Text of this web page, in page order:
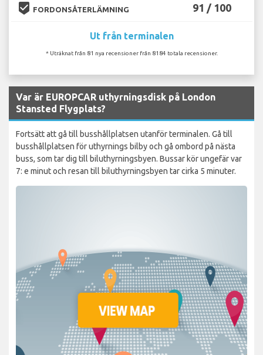
beenhere FORDONSÅTERLÄMNING 91 / 100
Ut från terminalen
* Uträknat från 81 nya recensioner från 8184 totala recensioner.
Var är EUROPCAR uthyrningsdisk på London
Stansted Flygplats?
Fortsätt att gå till busshållplatsen utanför terminalen. Gå till
busshållplatsen för uthyrnings bilby och gå ombord på nästa
buss, som tar dig till biluthyrningsbyen. Bussar kör ungefär var
7: e minut och resan till biluthyrningsbyen tar cirka 5 minuter.